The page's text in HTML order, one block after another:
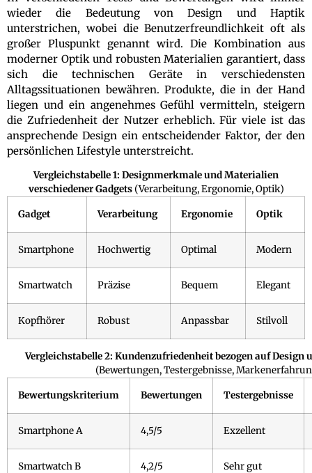
wieder die Bedeutung von Design und Haptik
unterstrichen, wobei die Benutzerfreundlichkeit oft als
großer Pluspunkt genannt wird. Die Kombination aus
moderner Optik und robusten Materialien garantiert, dass
sich die technischen Geräte in verschiedensten
Alltagssituationen bewähren. Produkte, die in der Hand
liegen und ein angenehmes Gefühl vermitteln, steigern
die Zufriedenheit der Nutzer erheblich. Für viele ist das
ansprechende Design ein entscheidender Faktor, der den
persönlichen Lifestyle unterstreicht.
Vergleichstabelle 1: Designmerkmale und Materialien
verschiedener Gadgets(Verarbeitung, Ergonomie, Optik)
Gadget Verarbeitung Ergonomie Optik
Smartphone Hochwertig Optimal Modern
Smartwatch Präzise Bequem Elegant
Kopfhörer Robust Anpassbar Stilvoll
Vergleichstabelle 2: Kundenzufriedenheit bezogen auf
(Bewertungen, Testergebnisse,
Bewertungskriterium Bewertungen Testergebnisse
Smartphone A 4,5/5 Exzellent
Smartwatch B 4,2/5 Sehr gut